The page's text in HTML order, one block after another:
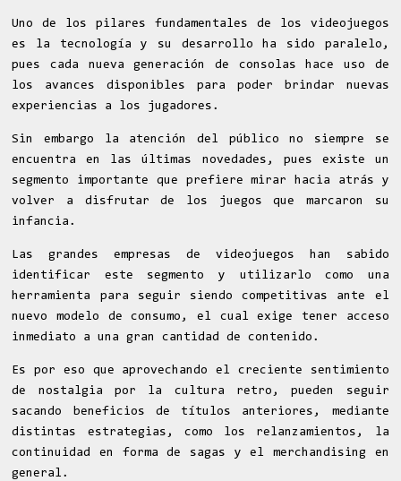
Uno de los pilares fundamentales de los videojuegos
es la tecnología y su desarrollo ha sido paralelo,
pues cada nueva generación de consolas hace uso de
los avances disponibles para poder brindar nuevas
experiencias a los jugadores.
Sin embargo la atención del público no siempre se
encuentra en las últimas novedades, pues existe un
segmento importante que prefiere mirar hacia atrás y
volver a disfrutar de los juegos que marcaron su
infancia.
Las grandes empresas de videojuegos han sabido
identificar este segmento y utilizarlo como una
herramienta para seguir siendo competitivas ante el
nuevo modelo de consumo, el cual exige tener acceso
inmediato a una gran cantidad de contenido.
Es por eso que aprovechando el creciente sentimiento
de nostalgia por la cultura retro, pueden seguir
sacando beneficios de títulos anteriores, mediante
distintas estrategias, como los relanzamientos, la
continuidad en forma de sagas y el merchandising en
general.